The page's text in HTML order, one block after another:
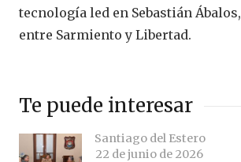
tecnología led en Sebastián Ábalos,
entre Sarmiento y Libertad.
Te puede interesar
Santiago del Estero
22 de junio de 2026